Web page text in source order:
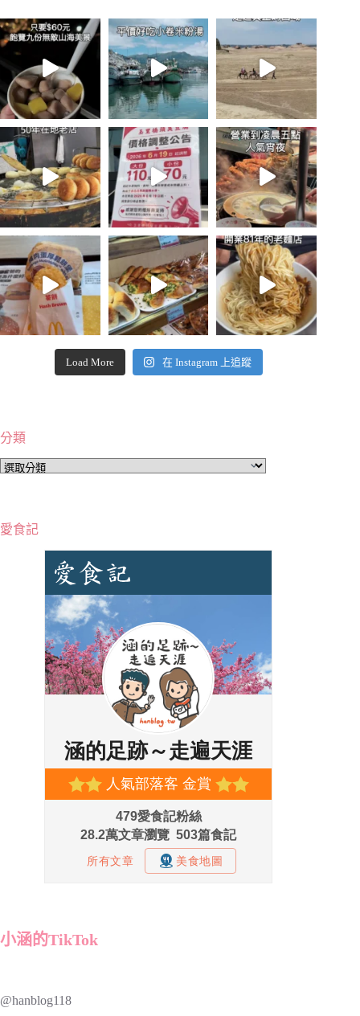
Load More 在 Instagram 上追蹤
分類
分
愛食記
小涵的TikTok
@hanblog118